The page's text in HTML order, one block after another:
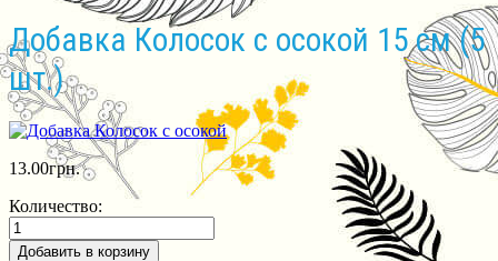
Добавка Колосок с осокой 15 см (5
шт.)
13.00грн.
Количество:
Добавить в корзину